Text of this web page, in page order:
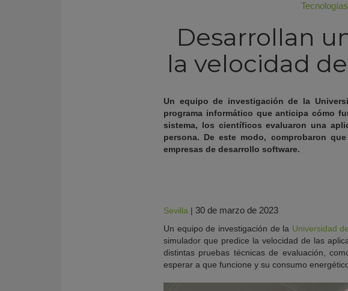
Desarrollan
la velocidad
Un equipo de investigación de la
programa informático que anticipa cómo
sistema, los científicos evaluaron una
persona. De este modo, comprobaron
empresas de desarrollo software.
Sevilla | 30 de marzo de 2023
Un equipo de investigación de la Universidad
simulador que predice la velocidad de las
distintas pruebas técnicas de evaluación,
esperar a que funcione y su consumo